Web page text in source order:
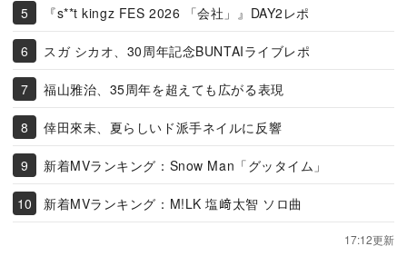
『s**t kingz FES 2026 「会社」』DAY2レポ
スガ シカオ、30周年記念BUNTAIライブレポ
福山雅治、35周年を超えても広がる表現
倖田來未、夏らしいド派手ネイルに反響
新着MVランキング：Snow Man「グッタイム」
新着MVランキング：M!LK 塩﨑太智 ソロ曲
17:12更新